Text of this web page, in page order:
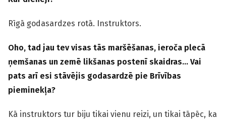
Rīgā godasardzes rotā. Instruktors.
Oho, tad jau tev visas tās maršēšanas, ieroča plecā
ņemšanas un zemē likšanas postenī skaidras… Vai
pats arī esi stāvējis godasardzē pie Brīvības
pieminekļa?
Kā instruktors tur biju tikai vienu reizi, un tikai tāpēc, ka